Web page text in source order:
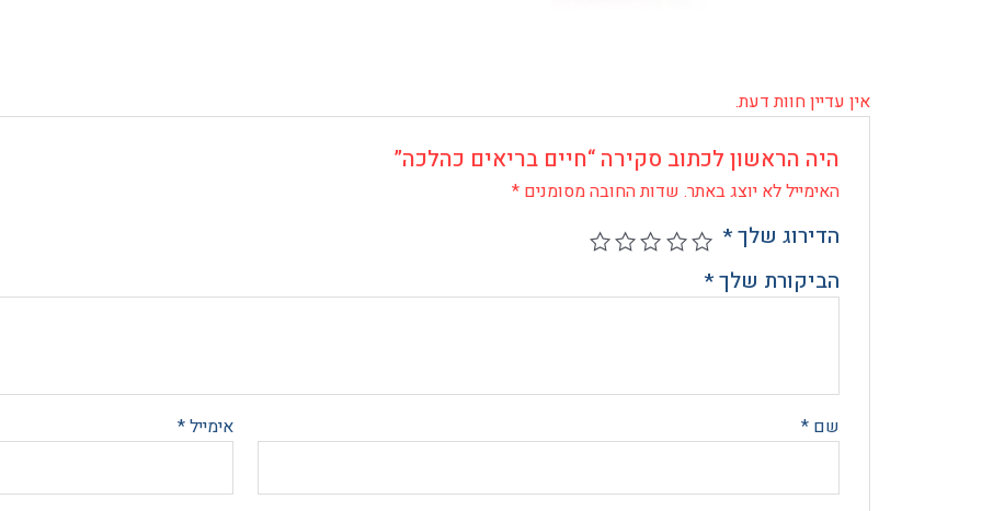
אין עדיין חוות דעת.
היה הראשון לכתוב סקירה “חיים בריאים כהלכה”
האימייל לא יוצג באתר. שדות החובה מסומנים *
הדירוג שלך*
הביקורת שלך*
שם * אימייל*